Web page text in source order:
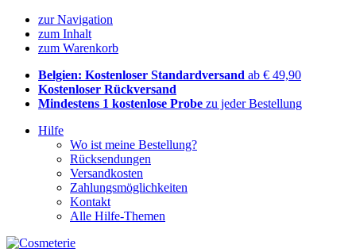
zur Navigation
zum Inhalt
zum Warenkorb
Belgien: Kostenloser Standardversand ab € 49,90
Kostenloser Rückversand
Mindestens 1 kostenlose Probe zu jeder Bestellung
Hilfe
Wo ist meine Bestellung?
Rücksendungen
Versandkosten
Zahlungsmöglichkeiten
Kontakt
Alle Hilfe-Themen